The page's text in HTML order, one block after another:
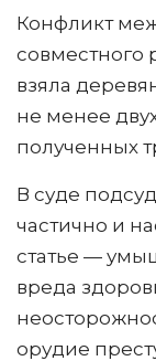
Конфликт
совместного
взяла
не менее
полученных
В суде
частично и
статье —
вреда
орудие